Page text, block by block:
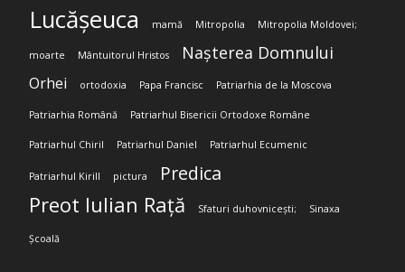
Lucășeuca mamă Mitropolia Mitropolia Moldovei;
moarte Mântuitorul Hristos Nașterea Domnului
Orhei ortodoxia Papa Francisc Patriarhia de la Moscova
Patriarhia Română Patriarhul Bisericii Ortodoxe Române
Patriarhul Chiril Patriarhul Daniel Patriarhul Ecumenic
Patriarhul Kirill pictura Predica
Preot Iulian Rață Sfaturi duhovnicești; Sinaxa
Școală